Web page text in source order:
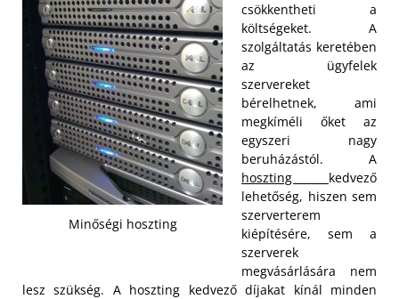
Minőségi hoszting
csökkentheti a
költségeket. A
szolgáltatás keretében
az ügyfelek
szervereket
bérelhetnek, ami
megkíméli őket az
egyszeri nagy
beruházástól. A
hoszting kedvező
lehetőség, hiszen sem
szerverterem
kiépítésére, sem a
szerverek
megvásárlására nem
lesz szükség. A hoszting kedvező díjakat kínál minden